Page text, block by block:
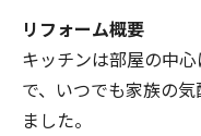
リフォーム概要
キッチンは部屋の中
で、いつでも家族の
ました。